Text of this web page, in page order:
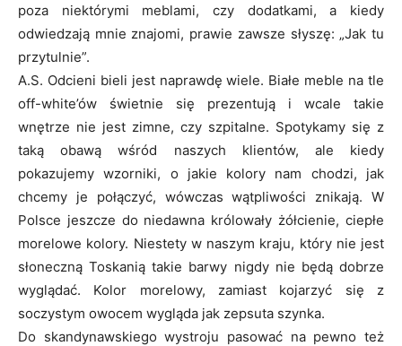
poza niektórymi meblami, czy dodatkami, a kiedy
odwiedzają mnie znajomi, prawie zawsze słyszę: „Jak tu
przytulnie”.
A.S. Odcieni bieli jest naprawdę wiele. Białe meble na tle
off-white’ów świetnie się prezentują i wcale takie
wnętrze nie jest zimne, czy szpitalne. Spotykamy się z
taką obawą wśród naszych klientów, ale kiedy
pokazujemy wzorniki, o jakie kolory nam chodzi, jak
chcemy je połączyć, wówczas wątpliwości znikają. W
Polsce jeszcze do niedawna królowały żółcienie, ciepłe
morelowe kolory. Niestety w naszym kraju, który nie jest
słoneczną Toskanią takie barwy nigdy nie będą dobrze
wyglądać. Kolor morelowy, zamiast kojarzyć się z
soczystym owocem wygląda jak zepsuta szynka.
Do skandynawskiego wystroju pasować na pewno też